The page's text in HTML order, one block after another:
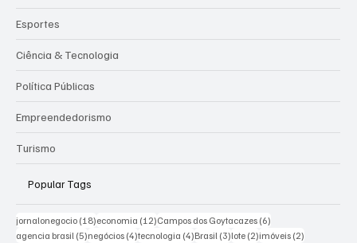
Esportes
Ciência & Tecnologia
Política Públicas
Empreendedorismo
Turismo
Popular Tags
jornalonegocio (18)18 posts
economia (12)12 posts
Campos dos Goytacazes (6)
agencia brasil (5)5 posts
negócios (4)4 posts
tecnologia (4)4 posts
Brasil (3)3 posts
lote (2)2 posts
imóveis (2)